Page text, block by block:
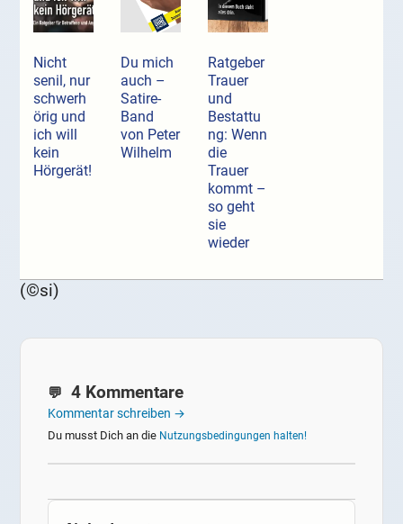
Nicht
senil, nur
schwerh
örig und
ich will
kein
Hörgerät!
Du mich
auch –
Satire-
Band
von Peter
Wilhelm
Ratgeber
Trauer
und
Bestattu
ng: Wenn
die
Trauer
kommt –
so geht
sie
wieder
(©si)
4 Kommentare
Kommentar schreiben →
Du musst Dich an die Nutzungsbedingungen halten!